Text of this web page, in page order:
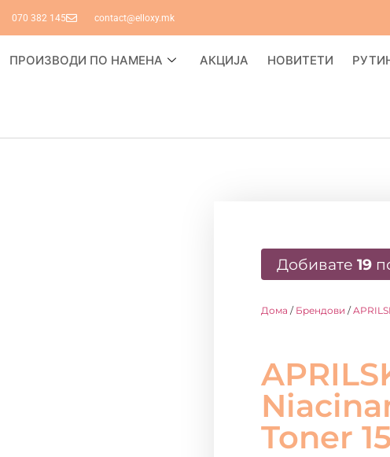
070 382 145 contact@elloxy.mk
ПРОИЗВОДИ ПО НАМЕНА АКЦИЈА НОВИТЕТИ
Добивате 19
Дома / Брендови /
Toner